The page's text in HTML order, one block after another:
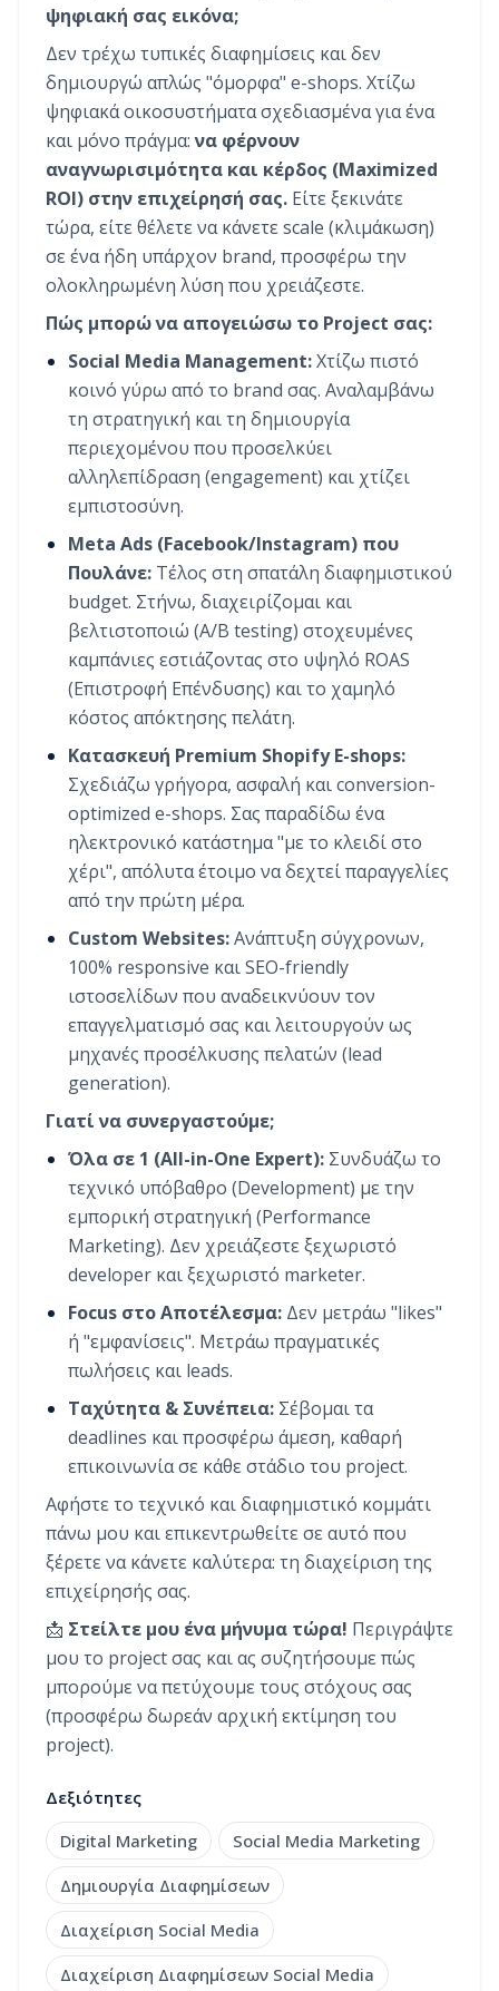
ψηφιακή σας εικόνα;
Δεν τρέχω τυπικές διαφημίσεις και δεν
δημιουργώ απλώς "όμορφα" e-shops. Χτίζω
ψηφιακά οικοσυστήματα σχεδιασμένα για ένα
και μόνο πράγμα:να φέρνουν
αναγνωρισιμότητα και κέρδος (Maximized
ROI) στην επιχείρησή σας. Είτε ξεκινάτε
τώρα, είτε θέλετε να κάνετε scale (κλιμάκωση)
σε ένα ήδη υπάρχον brand, προσφέρω την
ολοκληρωμένη λύση που χρειάζεστε.
Πώς μπορώ να απογειώσω το Project σας:
Social Media Management:Χτίζω πιστό
κοινό γύρω από το brand σας. Αναλαμβάνω
τη στρατηγική και τη δημιουργία
περιεχομένου που προσελκύει
αλληλεπίδραση (engagement) και χτίζει
εμπιστοσύνη.
Meta Ads (Facebook/Instagram) που
Πουλάνε: Τέλος στη σπατάλη διαφημιστικού
budget. Στήνω, διαχειρίζομαι και
βελτιστοποιώ (A/B testing) στοχευμένες
καμπάνιες εστιάζοντας στο υψηλό ROAS
(Επιστροφή Επένδυσης) και το χαμηλό
κόστος απόκτησης πελάτη.
Κατασκευή Premium Shopify E-shops:
Σχεδιάζω γρήγορα, ασφαλή και conversion-
optimized e-shops. Σας παραδίδω ένα
ηλεκτρονικό κατάστημα "με το κλειδί στο
χέρι", απόλυτα έτοιμο να δεχτεί παραγγελίες
από την πρώτη μέρα.
Custom Websites:Ανάπτυξη σύγχρονων,
100% responsive και SEO-friendly
ιστοσελίδων που αναδεικνύουν τον
επαγγελματισμό σας και λειτουργούν ως
μηχανές προσέλκυσης πελατών (lead
generation).
Γιατί να συνεργαστούμε;
Όλα σε 1 (All-in-One Expert): Συνδυάζω το
τεχνικό υπόβαθρο (Development) με την
εμπορική στρατηγική (Performance
Marketing). Δεν χρειάζεστε ξεχωριστό
developer και ξεχωριστό marketer.
Focus στο Αποτέλεσμα: Δεν μετράω "likes"
ή "εμφανίσεις". Μετράω πραγματικές
πωλήσεις και leads.
Ταχύτητα & Συνέπεια: Σέβομαι τα
deadlines και προσφέρω άμεση, καθαρή
επικοινωνία σε κάθε στάδιο του project.
Αφήστε το τεχνικό και διαφημιστικό κομμάτι
πάνω μου και επικεντρωθείτε σε αυτό που
ξέρετε να κάνετε καλύτερα: τη διαχείριση της
επιχείρησής σας.
📩 Στείλτε μου ένα μήνυμα τώρα! Περιγράψτε
μου το project σας και ας συζητήσουμε πώς
μπορούμε να πετύχουμε τους στόχους σας
(προσφέρω δωρεάν αρχική εκτίμηση του
project).
Δεξιότητες
Digital Marketing
Social Media Marketing
Δημιουργία Διαφημίσεων
Διαχείριση Social Media
Διαχείριση Διαφημίσεων Social Media